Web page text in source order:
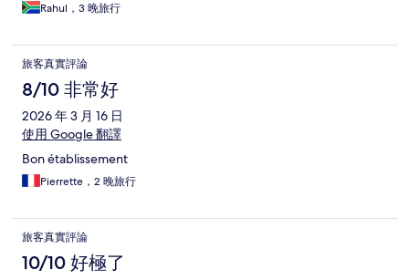
Rahul，3 晚旅行
旅客真實評論
8/10 非常好
2026 年 3 月 16 日
使用 Google 翻譯
Bon établissement
Pierrette，2 晚旅行
旅客真實評論
10/10 好極了